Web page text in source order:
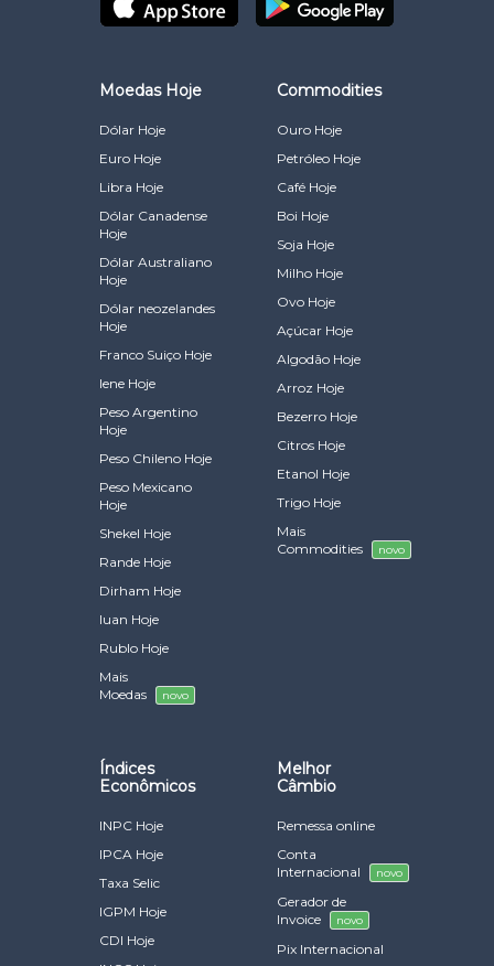
Moedas Hoje
Dólar Hoje
Euro Hoje
Libra Hoje
Dólar Canadense
Hoje
Dólar Australiano
Hoje
Dólar neozelandes
Hoje
Franco Suiço Hoje
Iene Hoje
Peso Argentino
Hoje
Peso Chileno Hoje
Peso Mexicano
Hoje
Shekel Hoje
Rande Hoje
Dirham Hoje
Iuan Hoje
Rublo Hoje
Mais
Moedas
novo
Commodities
Ouro Hoje
Petróleo Hoje
Café Hoje
Boi Hoje
Soja Hoje
Milho Hoje
Ovo Hoje
Açúcar Hoje
Algodão Hoje
Arroz Hoje
Bezerro Hoje
Citros Hoje
Etanol Hoje
Trigo Hoje
Mais
Commodities
novo
Índices
Econômicos
INPC Hoje
IPCA Hoje
Taxa Selic
IGPM Hoje
CDI Hoje
Melhor
Câmbio
Remessa online
Conta
Internacional
novo
Gerador de
Invoice
novo
Pix Internacional